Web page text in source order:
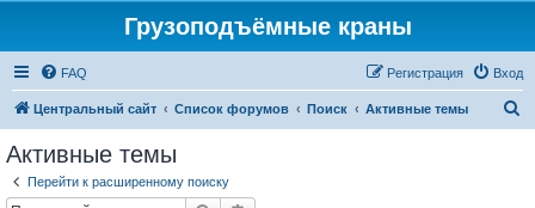
Грузоподъёмные краны
FAQ Вход
Регистрация
Центральный сайт Список форумов Поиск Активные темы
Активные темы
Перейти к расширенному поиску